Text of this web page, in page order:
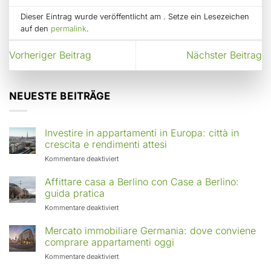
Dieser Eintrag wurde veröffentlicht am . Setze ein Lesezeichen
auf den permalink.
Vorheriger Beitrag Nächster Beitrag
NEUESTE BEITRÄGE
Investire in appartamenti in Europa: città in
crescita e rendimenti attesi
Kommentare deaktiviertfür
in
Europa:
in
crescita
rendimenti
Affittare casa a Berlino con Case a Berlino:
guida pratica
Kommentare deaktiviertfür
casa
a
Berlino
con
Mercato immobiliare Germania: dove conviene
comprare appartamenti oggi
Kommentare deaktiviertfür